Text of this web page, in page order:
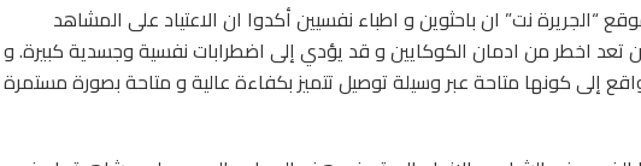
“الجريرة نت” ان باحثوين و اطباء نفسيين أكدوا ان الاعتياد على المشاهد
تعد اخطر من ادمان الكوكايين و قد يؤدي إلى اضطرابات نفسية وجسدية كبيرة. و
إلى كونها متاحة عبر وسيلة توصيل تتميز بكفاءة عالية و متاحة بصورة مستمرة